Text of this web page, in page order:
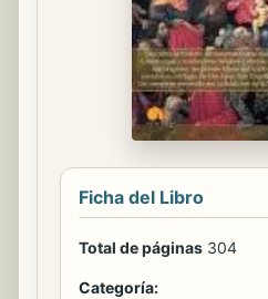
Ficha del Libro
Total de páginas 304
Categoría: